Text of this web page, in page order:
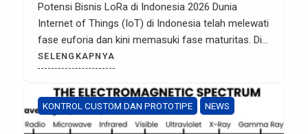
Potensi Bisnis LoRa di Indonesia 2026 Dunia
Internet of Things (IoT) di Indonesia telah melewati
fase euforia dan kini memasuki fase maturitas. Di
tengah persaingan teknologi konektivitas, LoRa
(Long Range) muncul sebagai juara untuk solusi
jarak jauh berdaya rendah. Memasuki tahun 2026,
ekosistem LoRa di tanah air bukan lagi sekadar […]
SELENGKAPNYA
KONTROL CUSTOM DAN PROTOTIPE NEWS